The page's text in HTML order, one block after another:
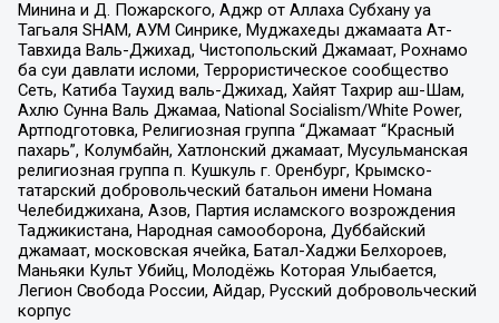
Минина и Д. Пожарского, Аджр от Аллаха Субхану уа
Тагьаля SHAM, АУМ Синрике, Муджахеды джамаата Ат-
Тавхида Валь-Джихад, Чистопольский Джамаат, Рохнамо
ба суи давлати исломи, Террористическое сообщество
Сеть, Катиба Таухид валь-Джихад, Хайят Тахрир аш-Шам,
Ахлю Сунна Валь Джамаа, National Socialism/White Power,
Артподготовка, Религиозная группа “Джамаат “Красный
пахарь”, Колумбайн, Хатлонский джамаат, Мусульманская
религиозная группа п. Кушкуль г. Оренбург, Крымско-
татарский добровольческий батальон имени Номана
Челебиджихана, Азов, Партия исламского возрождения
Таджикистана, Народная самооборона, Дуббайский
джамаат, московская ячейка, Батал-Хаджи Белхороев,
Маньяки Культ Убийц, Молодёжь Которая Улыбается,
Легион Свобода России, Айдар, Русский добровольческий
корпус